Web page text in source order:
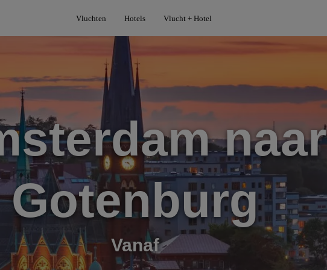
Vluchten Hotels Vlucht + Hotel
naar
Gotenburg
Vanaf